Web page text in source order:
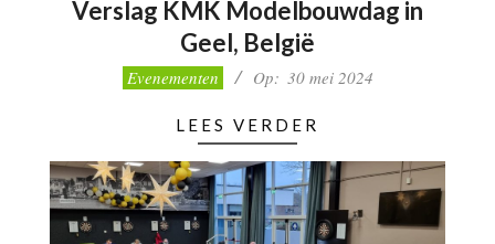
Verslag KMK Modelbouwdag in
Geel, België
Evenementen Op: 30 mei 2024
LEES VERDER